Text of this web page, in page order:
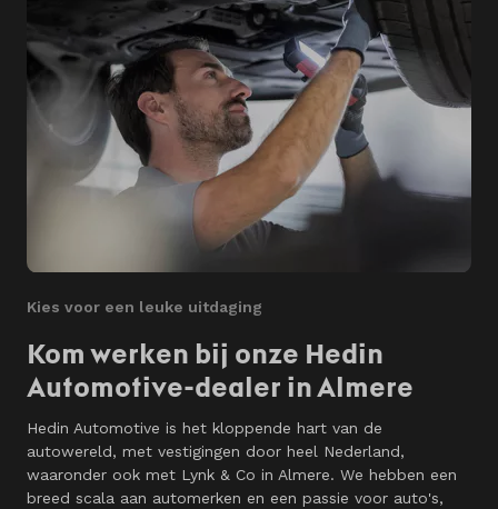
Kies voor een leuke uitdaging
Kom werken bij onze Hedin
Automotive-dealer in Almere
Hedin Automotive is het kloppende hart van de
autowereld, met vestigingen door heel Nederland,
waaronder ook met Lynk & Co in Almere. We hebben een
breed scala aan automerken en een passie voor auto's,